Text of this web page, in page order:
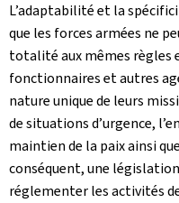
L’adaptabilité et la
que les forces armées ne
totalité aux mêmes règles
fonctionnaires et autres
nature unique de leurs
de situations d’urgence,
maintien de la paix ainsi
conséquent, une
réglementer les activités